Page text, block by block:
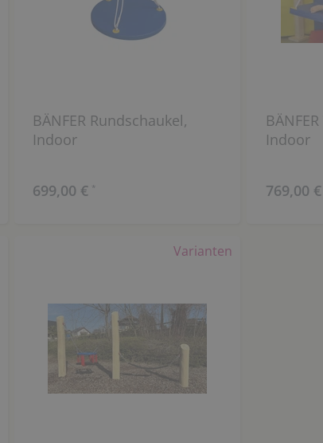
BÄNFER Rundschaukel,
Indoor
699,00 € *
Indoor
769,00 €
Varianten